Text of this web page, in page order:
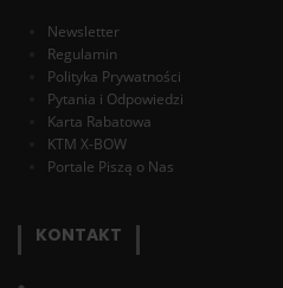
Newsletter
Regulamin
Polityka Prywatności
Pytania i Odpowiedzi
Karta Rabatowa
KTM X-BOW
Portale Piszą o Nas
KONTAKT